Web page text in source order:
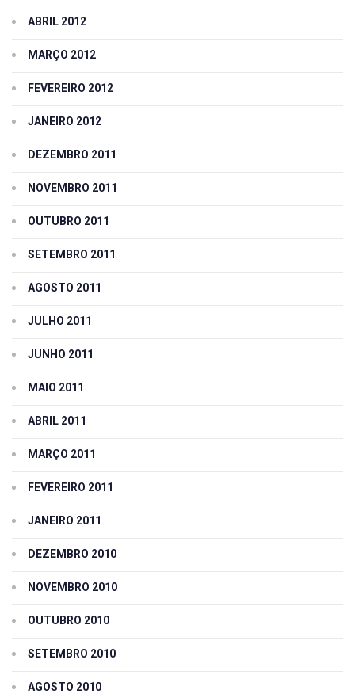
ABRIL 2012
MARÇO 2012
FEVEREIRO 2012
JANEIRO 2012
DEZEMBRO 2011
NOVEMBRO 2011
OUTUBRO 2011
SETEMBRO 2011
AGOSTO 2011
JULHO 2011
JUNHO 2011
MAIO 2011
ABRIL 2011
MARÇO 2011
FEVEREIRO 2011
JANEIRO 2011
DEZEMBRO 2010
NOVEMBRO 2010
OUTUBRO 2010
SETEMBRO 2010
AGOSTO 2010